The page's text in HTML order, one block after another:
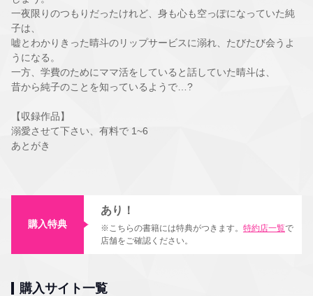
一夜限りのつもりだったけれど、身も心も空っぽになっていた純
子は、
嘘とわかりきった晴斗のリップサービスに溺れ、たびたび会うよ
うになる。
一方、学費のためにママ活をしていると話していた晴斗は、
昔から純子のことを知っているようで…?
【収録作品】
溺愛させて下さい、有料で 1~6
あとがき
購入特典
あり！
※こちらの書籍には特典がつきます。 特約店一覧で
店舗をご確認ください。
購入サイト一覧